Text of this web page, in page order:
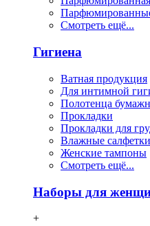
Смотреть ещё...
Гигиена
Ватная продукция
Для интимной
Полотенца
Прокладки
Прокладки для
Влажные салфетки
Женские тампоны
Смотреть ещё...
Наборы для
+